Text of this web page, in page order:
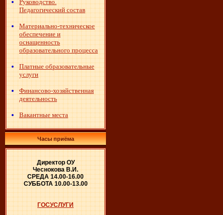
Руководство.
Педагогический состав
Материально-техническое
обеспечение и
оснащенность
образовательного процесса
Платные образовательные
услуги
Финансово-хозяйственная
деятельность
Вакантные места
Часы приёма
Директор ОУ
Чеснокова В.И.
СРЕДА 14.00-16.00
СУББОТА 10.00-13.00
ГОСУСЛУГИ